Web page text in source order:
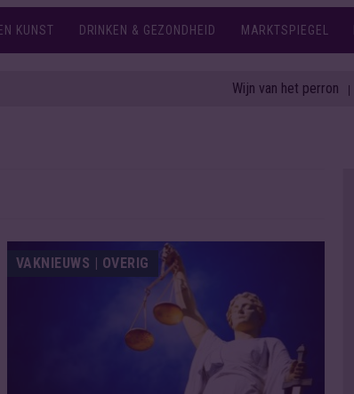
KUNST DRINKEN & GEZONDHEID MARKTSPIEGEL
Wijn van het perron | 07 aug 2026
VAKNIEUWS | OVERIG